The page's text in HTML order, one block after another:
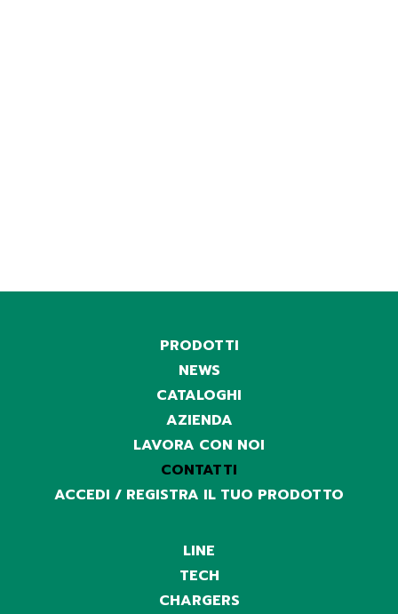
PRODOTTI
NEWS
CATALOGHI
AZIENDA
LAVORA CON NOI
CONTATTI
ACCEDI / REGISTRA IL TUO PRODOTTO
LINE
TECH
CHARGERS